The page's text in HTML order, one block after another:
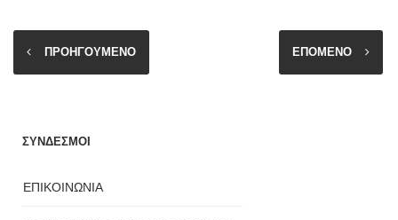
ΠΡΟΗΓΟΥΜΕΝΟ ΕΠΟΜΕΝΟ
ΣΥΝΔΕΣΜΟΙ
ΕΠΙΚΟΙΝΩΝΙΑ